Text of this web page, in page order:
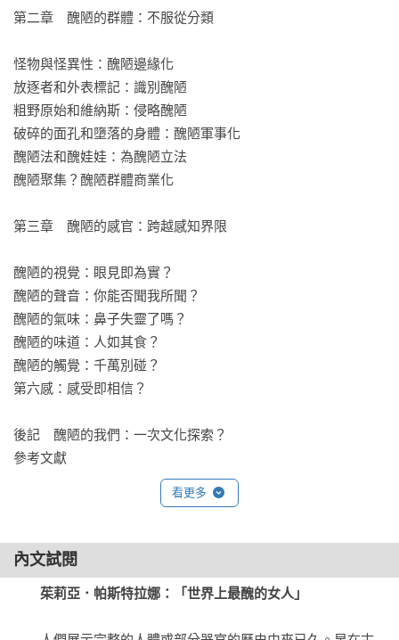
第二章　醜陋的群體：不服從分類
怪物與怪異性：醜陋邊緣化
放逐者和外表標記：識別醜陋
粗野原始和維納斯：侵略醜陋
破碎的面孔和墮落的身體：醜陋軍事化
醜陋法和醜娃娃：為醜陋立法
醜陋聚集？醜陋群體商業化
第三章　醜陋的感官：跨越感知界限
醜陋的視覺：眼見即為實？
醜陋的聲音：你能否聞我所聞？
醜陋的氣味：鼻子失靈了嗎？
醜陋的味道：人如其食？
醜陋的觸覺：千萬別碰？
第六感：感受即相信？
後記　醜陋的我們：一次文化探索？
參考文獻
看更多
內文試閱
茱莉亞．帕斯特拉娜：「世界上最醜的女人」